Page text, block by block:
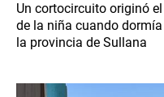
Un cortocircuito originó
de la niña cuando
la provincia de Sullana